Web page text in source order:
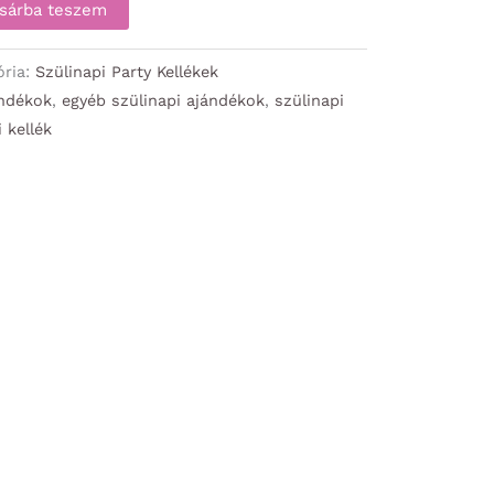
teszem
Szülinapi Party Kellékek
, egyéb szülinapi ajándékok, szülinapi
kellék